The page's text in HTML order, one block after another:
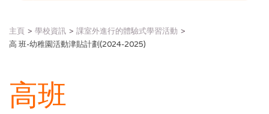
主頁 學校資訊
課室外進行的體驗式學習活動
高 班-幼稚園活動津貼計劃(2024-2025)
高班